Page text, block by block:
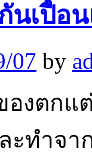
นเปื้อ
07 by
องตกแ
ะทำจา